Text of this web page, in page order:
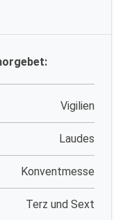
Vigilien
Laudes
Konventmesse
Terz und Sext